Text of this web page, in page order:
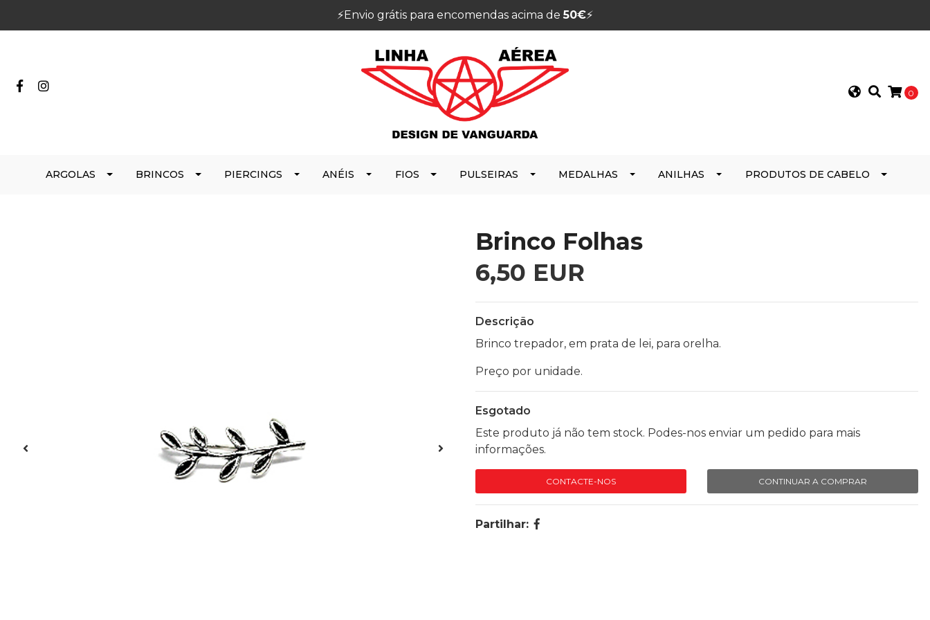
⚡️Envio grátis para encomendas acima de50€⚡️
0
ARGOLAS BRINCOS PIERCINGS ANÉIS FIOS PULSEIRAS MEDALHAS ANILHAS PRODUTOS DE CABELO
Brinco Folhas
6,50 EUR
Descrição
Brinco trepador, em prata de lei, para orelha.
Preço por unidade.
Esgotado
Este produto já não tem stock. Podes-nos enviar um pedido para mais
informações.
CONTACTE-NOS CONTINUAR A COMPRAR
Partilhar: